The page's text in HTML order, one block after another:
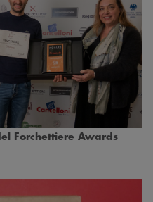
Forchettiere Awards